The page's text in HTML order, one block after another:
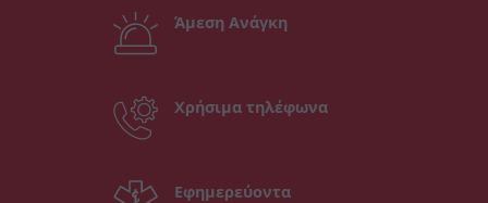
Άμεση Ανάγκη
Χρήσιμα τηλέφωνα
Εφημερεύοντα